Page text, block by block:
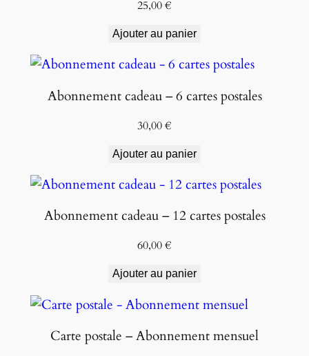
25,00€
Ajouter au panier
Abonnement cadeau – 6 cartes postales
30,00€
Ajouter au panier
Abonnement cadeau – 12 cartes postales
60,00€
Ajouter au panier
Carte postale – Abonnement mensuel